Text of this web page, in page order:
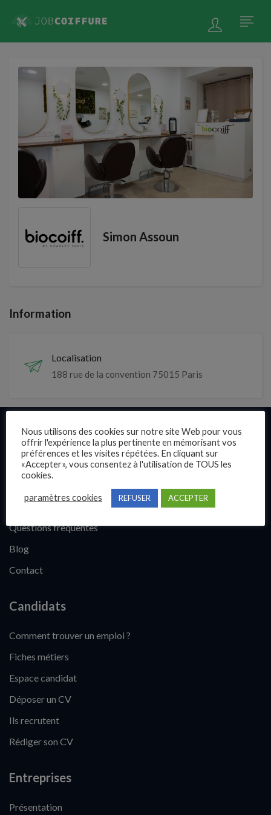
Simon Assoun
Information
Localisation
188 rue de la convention 75015 Paris
Liens rapides
Présentation
Offres d’emploi
Questions fréquentes
Blog
Contact
Candidats
Comment trouver un emploi ?
Fiches métiers
Espace candidat
Déposer un CV
Ils recrutent
Rédiger son CV
Entreprises
Présentation
Nous utilisons des cookies sur notre site Web pour vous
offrir l'expérience la plus pertinente en mémorisant vos
préférences et les visites répétées. En cliquant sur
«Accepter», vous consentez à l'utilisation de TOUS les
cookies.
paramètres cookies REFUSER ACCEPTER